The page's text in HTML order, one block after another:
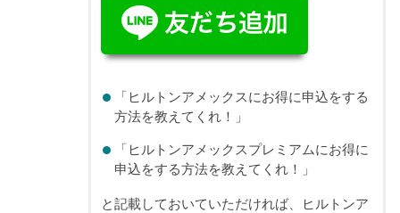
「ヒルトンアメックスにお得に申込をする
方法を教えてくれ！」
「ヒルトンアメックスプレミアムにお得に
申込をする方法を教えてくれ！」
と記載しておいていただければ、ヒルトンア